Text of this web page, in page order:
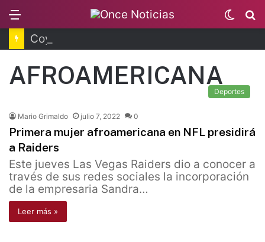
Switch
skin
AFROAMERICANA
Deportes
Mario Grimaldo julio 7, 2022 0
Primera mujer afroamericana en NFL presidirá
a Raiders
Este jueves Las Vegas Raiders dio a conocer a
través de sus redes sociales la incorporación
de la empresaria Sandra…
Leer más »